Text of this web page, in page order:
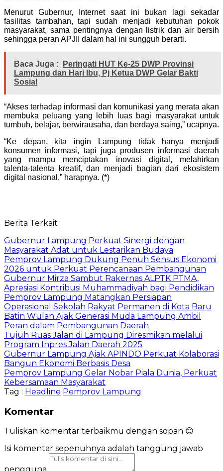
Menurut Gubernur, Internet saat ini bukan lagi sekadar
fasilitas tambahan, tapi sudah menjadi kebutuhan pokok
masyarakat, sama pentingnya dengan listrik dan air bersih
sehingga peran APJII dalam hal ini sungguh berarti.
Baca Juga :
Peringati HUT Ke-25 DWP Provinsi
Lampung dan Hari Ibu, Pj Ketua DWP Gelar Bakti
Sosial
“Akses terhadap informasi dan komunikasi yang merata akan
membuka peluang yang lebih luas bagi masyarakat untuk
tumbuh, belajar, berwirausaha, dan berdaya saing,” ucapnya.
“Ke depan, kita ingin Lampung tidak hanya menjadi
konsumen informasi, tapi juga produsen informasi daerah
yang mampu menciptakan inovasi digital, melahirkan
talenta-talenta kreatif, dan menjadi bagian dari ekosistem
digital nasional,” harapnya. (*)
Berita Terkait
Gubernur Lampung Perkuat Sinergi dengan
Masyarakat Adat untuk Lestarikan Budaya
Pemprov Lampung Dukung Penuh Sensus Ekonomi
2026 untuk Perkuat Perencanaan Pembangunan
Gubernur Mirza Sambut Rakernas ALPTK PTMA,
Apresiasi Kontribusi Muhammadiyah bagi Pendidikan
Pemprov Lampung Matangkan Persiapan
Operasional Sekolah Rakyat Permanen di Kota Baru
Batin Wulan Ajak Generasi Muda Lampung Ambil
Peran dalam Pembangunan Daerah
Tujuh Ruas Jalan di Lampung Diresmikan melalui
Program Inpres Jalan Daerah 2025
Gubernur Lampung Ajak APINDO Perkuat Kolaborasi
Bangun Ekonomi Berbasis Desa
Pemprov Lampung Gelar Nobar Piala Dunia, Perkuat
Kebersamaan Masyarakat
Tag : Headline Pemprov Lampung
Komentar
Tuliskan komentar terbaikmu dengan sopan 😊
Isi komentar sepenuhnya adalah tanggung jawab